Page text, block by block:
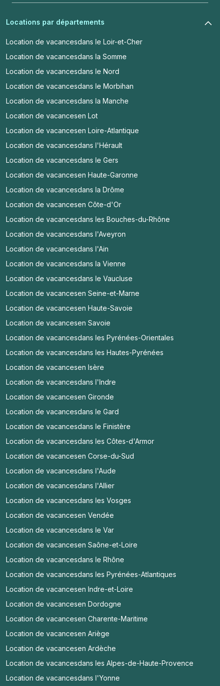
Locations par départements
Location de vacancesdans le Loir-et-Cher
Location de vacancesdans la Somme
Location de vacancesdans le Nord
Location de vacancesdans le Morbihan
Location de vacancesdans la Manche
Location de vacancesen Lot
Location de vacancesen Loire-Atlantique
Location de vacancesdans l'Hérault
Location de vacancesdans le Gers
Location de vacancesen Haute-Garonne
Location de vacancesdans la Drôme
Location de vacancesen Côte-d'Or
Location de vacancesdans les Bouches-du-Rhône
Location de vacancesdans l'Aveyron
Location de vacancesdans l'Ain
Location de vacancesdans la Vienne
Location de vacancesdans le Vaucluse
Location de vacancesen Seine-et-Marne
Location de vacancesen Haute-Savoie
Location de vacancesen Savoie
Location de vacancesdans les Pyrénées-Orientales
Location de vacancesdans les Hautes-Pyrénées
Location de vacancesen Isère
Location de vacancesdans l'Indre
Location de vacancesen Gironde
Location de vacancesdans le Gard
Location de vacancesdans le Finistère
Location de vacancesdans les Côtes-d'Armor
Location de vacancesen Corse-du-Sud
Location de vacancesdans l'Aude
Location de vacancesdans l'Allier
Location de vacancesdans les Vosges
Location de vacancesen Vendée
Location de vacancesdans le Var
Location de vacancesen Saône-et-Loire
Location de vacancesdans le Rhône
Location de vacancesdans les Pyrénées-Atlantiques
Location de vacancesen Indre-et-Loire
Location de vacancesen Dordogne
Location de vacancesen Charente-Maritime
Location de vacancesen Ariège
Location de vacancesen Ardèche
Location de vacancesdans les Alpes-de-Haute-Provence
Location de vacancesdans l'Yonne